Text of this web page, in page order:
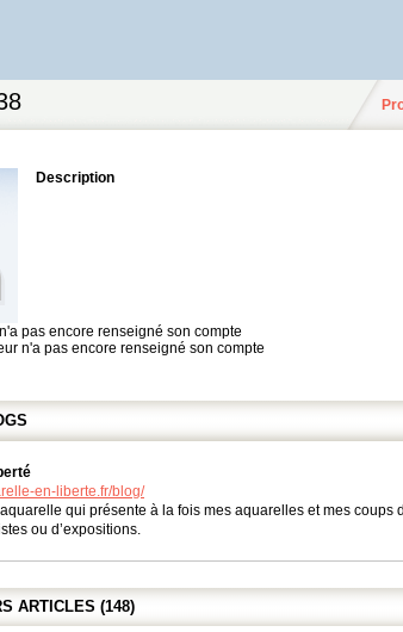
Description
pas encore renseigné son compte
n'a pas encore renseigné son compte
en-liberte.fr/blog/
qui présente à la fois mes aquarelles et mes
ou d’expositions.
ARTICLES (148)